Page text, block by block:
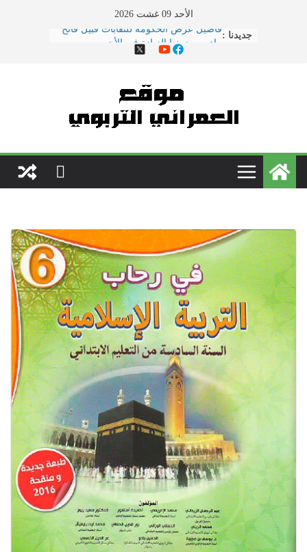
الأحد 09 غشت 2026
جديدنا : هذا ما دار في اجتماع النقابات ووزارة
التربية الوطنية
الاحتجاجات
نقل مدير مؤسسة تعليمية بسلا إلى
المستعجلات بعد تعرضه لاعتداء \"همجي\"
من طرف والد تلميذ
التعليم دورة 2022
ماي ... ضمنها الزيادة في الأجور